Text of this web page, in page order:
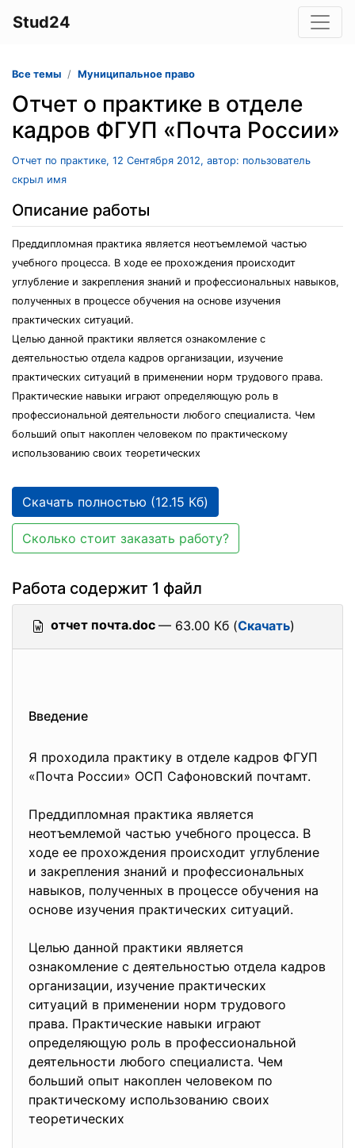
Stud24
Все темы Муниципальное право
Отчет о практике в отделе
кадров ФГУП «Почта России»
Отчет по практике, 12 Сентября 2012, автор: пользователь
скрыл имя
Описание работы
Преддипломная практика является неотъемлемой частью
учебного процесса. В ходе ее прохождения происходит
углубление и закрепления знаний и профессиональных навыков,
полученных в процессе обучения на основе изучения
практических ситуаций.
Целью данной практики является ознакомление с
деятельностью отдела кадров организации, изучение
практических ситуаций в применении норм трудового права.
Практические навыки играют определяющую роль в
профессиональной деятельности любого специалиста. Чем
больший опыт накоплен человеком по практическому
использованию своих теоретических
Скачать полностью (12.15 Кб)
Сколько стоит заказать работу?
Работа содержит 1 файл
отчет почта.doc — 63.00 Кб (Скачать)
Введение
Я проходила практику в отделе кадров ФГУП
«Почта России» ОСП Сафоновский почтамт.
Преддипломная практика является
неотъемлемой частью учебного процесса. В
ходе ее прохождения происходит углубление
и закрепления знаний и профессиональных
навыков, полученных в процессе обучения на
основе изучения практических ситуаций.
Целью данной практики является
ознакомление с деятельностью отдела кадров
организации, изучение практических
ситуаций в применении норм трудового
права. Практические навыки играют
определяющую роль в профессиональной
деятельности любого специалиста. Чем
больший опыт накоплен человеком по
практическому использованию своих
теоретических